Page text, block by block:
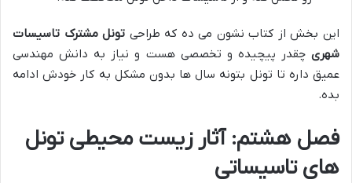
این بخش از کتاب نشون می ده که طراحی تونل مشترک تاسیسات
شهری چقدر پیچیده و تخصصی هست و نیاز به دانش مهندسی
عمیق داره تا تونل بتونه سال ها بدون مشکل به کار خودش ادامه
بده.
فصل هشتم: آثار زیست محیطی تونل
های تاسیساتی